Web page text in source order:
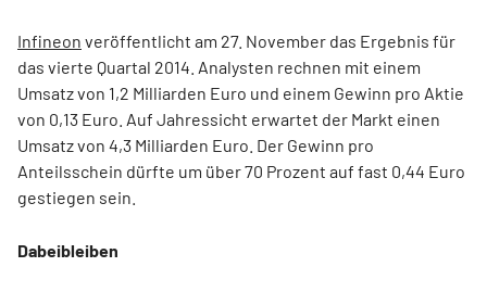
Infineon veröffentlicht am 27. November das Ergebnis für
das vierte Quartal 2014. Analysten rechnen mit einem
Umsatz von 1,2 Milliarden Euro und einem Gewinn pro Aktie
von 0,13 Euro. Auf Jahressicht erwartet der Markt einen
Umsatz von 4,3 Milliarden Euro. Der Gewinn pro
Anteilsschein dürfte um über 70 Prozent auf fast 0,44 Euro
gestiegen sein.
Dabeibleiben